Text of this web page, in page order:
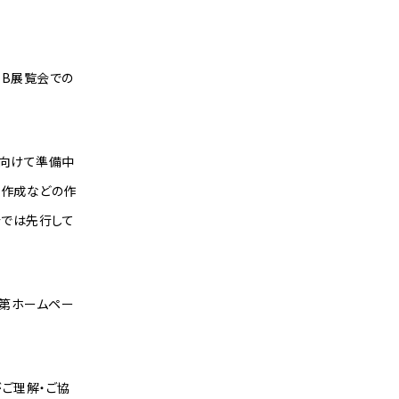
展覧会での
けて準備中
成などの作
は先行して
ホームペー
理解・ご協